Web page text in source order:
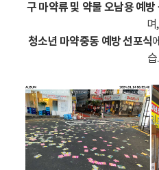
구 마약류 및 약물 오남용 예
며,
청소년 마약중동 예방 선포식
습.